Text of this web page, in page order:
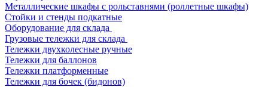
Металлические шкафы с рольставнями (роллетные шкафы)
Стойки и стенды подкатные
Оборудование для склада
Грузовые тележки для склада
Тележки двухколесные ручные
Тележки для баллонов
Тележки платформенные
Тележки для бочек (бидонов)